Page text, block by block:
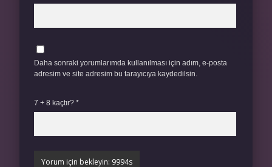
Daha sonraki yorumlarımda kullanılması için adım, e-posta
adresim ve site adresim bu tarayıcıya kaydedilsin.
7 + 8 kaçtır? *